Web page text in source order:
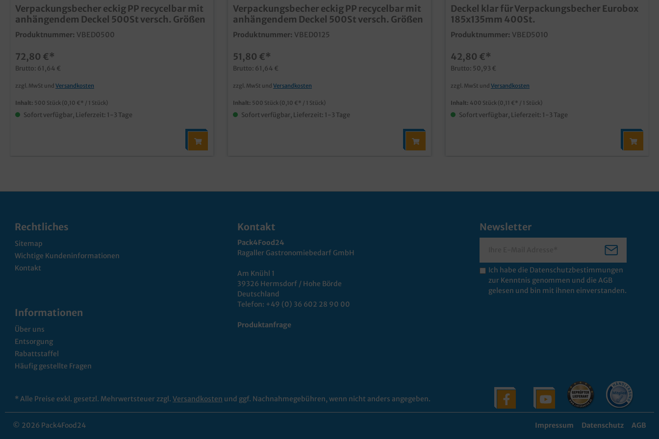
Verpackungsbecher eckig PP recycelbar mit
anhängendem Deckel 500St versch. Größen
Produktnummer: VBED0500
72,80 €*
Brutto: 61,64 €
zzgl. MwSt und Versandkosten
Inhalt: 500 Stück (0,10 €* / 1 Stück)
Sofort verfügbar, Lieferzeit: 1-3 Tage
Verpackungsbecher eckig PP recycelbar mit
anhängendem Deckel 500St versch. Größen
Produktnummer: VBED0125
51,80 €*
Brutto: 61,64 €
zzgl. MwSt und Versandkosten
Inhalt: 500 Stück (0,10 €* / 1 Stück)
Sofort verfügbar, Lieferzeit: 1-3 Tage
Deckel klar für Verpackungsbecher Eurobox
185x135mm 400St.
Produktnummer: VBED5010
42,80 €*
Brutto: 50,93 €
zzgl. MwSt und Versandkosten
Inhalt: 400 Stück (0,11 €* / 1 Stück)
Sofort verfügbar, Lieferzeit: 1-3 Tage
Rechtliches
Sitemap
Wichtige Kundeninformationen
Kontakt
Informationen
Über uns
Entsorgung
Rabattstaffel
Häufig gestellte Fragen
Kontakt
Pack4Food24
Ragaller Gastronomiebedarf GmbH
Am Knühl 1
39326 Hermsdorf / Hohe Börde
Deutschland
Telefon: +49 (0) 36 602 28 90 00
Produktanfrage
Newsletter
Ich habe die Datenschutzbestimmungen
zur Kenntnis genommen und die AGB
gelesen und bin mit ihnen einverstanden.
* Alle Preise exkl. gesetzl. Mehrwertsteuer zzgl. Versandkosten und ggf. Nachnahmegebühren, wenn nicht anders angegeben.
© 2026 Pack4Food24 Impressum Datenschutz AGB